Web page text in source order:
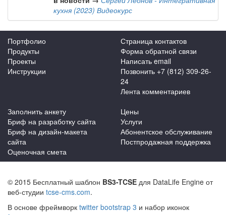
кухня (2023) Видеокурс
Портфолио
Продукты
Проекты
Инструкции
Страница контактов
Форма обратной связи
Написать email
Позвонить +7 (812) 309-26-
24
Лента комментариев
Заполнить анкету
Бриф на разработку сайта
Бриф на дизайн-макета
сайта
Оценочная смета
Цены
Услуги
Абонентское обслуживание
Постпродажная поддержка
© 2015 Бесплатный шаблон BS3-TCSE для DataLife Engine от
веб-студии tcse-cms.com.
В основе фреймворк twitter bootstrap 3 и набор иконок